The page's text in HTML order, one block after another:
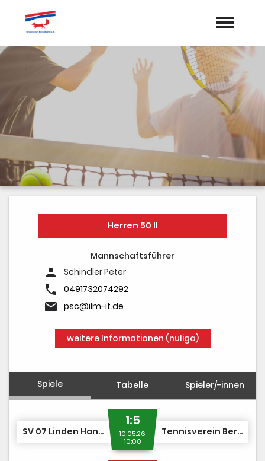
Startseite
Termine
Vorstand
Dokumente
Sponsoren
Mannschaften
Galerie
Trainer
Platzbuchung
Herren 50 II
Mannschaftsführer
person Schindler Peter
phone 0491732074292
email psc@ilm-it.de
weitere Informationen (nuliga)
Spiele Tabelle Spieler/-innen
SV 07 Linden Hannover
1:5
10.05.26
10:00
Tennisverein Berenbostel II